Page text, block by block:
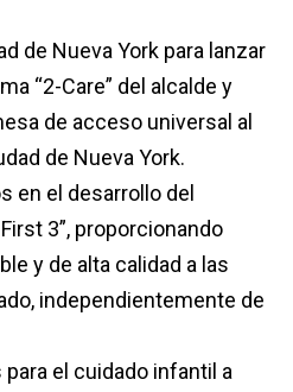
de Nueva York para lanzar
“2-Care” del alcalde y
de acceso universal al
de Nueva York.
en el desarrollo del
3”, proporcionando
y de alta calidad a las
independientemente de
el cuidado infantil a